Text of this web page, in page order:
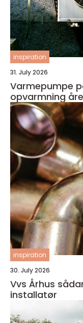
inspiration
31. July 2026
Varmepumpe
opvarmning
inspiration
30. July 2026
Vvs Århus sådan vælger du den rigtige
installatør